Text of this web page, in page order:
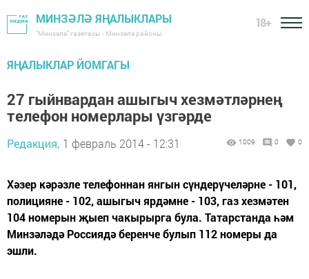
МИНЗӘЛӘ ЯҢАЛЫКЛАРЫ
"Минзәлә" газетасы - Минзәлә районы
18+
ЯҢАЛЫКЛАР ЙОМГАГЫ
27 гыйнвардан ашыгыч хезмәтләрнең
телефон номерлары үзгәрде
Редакция, 1 февраль 2014 - 12:31 1009 0 0
Хәзер кәрәзле телефоннан янгын сүндерүчеләрне - 101,
полицияне - 102, ашыгыч ярдәмне - 103, газ хезмәтен
104 номерын җыеп чакырырга була. Татарстанда һәм
Минзәләдә Россиядә беренче булып 112 номеры да
эшли.